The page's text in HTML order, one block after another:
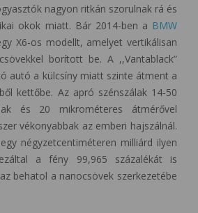
nagyon ritkán szorulnak rá és
okok miatt. Bár 2014-ben a BMW
X6-os modellt, amelyet vertikálisan
borított be. A ,,Vantablack”
autó a külcsíny miatt szinte átment a
kettőbe. Az apró szénszálak 14-50
és 20 mikrométeres átmérővel
vékonyabbak az emberi hajszálnál.
négyzetcentiméteren milliárd ilyen
a fény 99,965 százalékát is
behatol a nanocsövek szerkezetébe